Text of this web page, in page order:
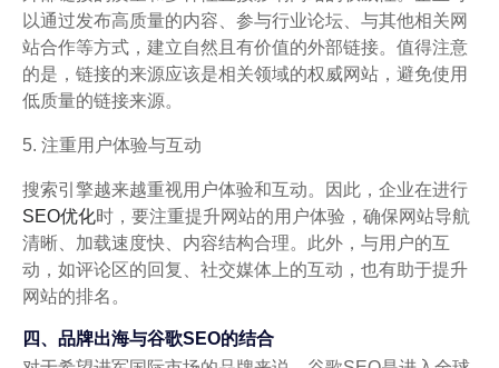
以通过发布高质量的内容、参与行业论坛、与其他相关网
站合作等方式，建立自然且有价值的外部链接。值得注意
的是，链接的来源应该是相关领域的权威网站，避免使用
低质量的链接来源。
5. 注重用户体验与互动
搜索引擎越来越重视用户体验和互动。因此，企业在进行
SEO优化时，要注重提升网站的用户体验，确保网站导航
清晰、加载速度快、内容结构合理。此外，与用户的互
动，如评论区的回复、社交媒体上的互动，也有助于提升
网站的排名。
四、品牌出海与谷歌SEO的结合